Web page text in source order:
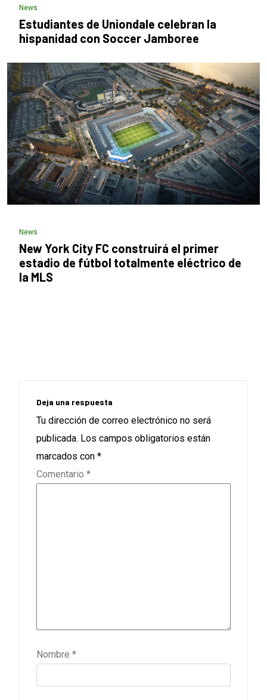
News
Estudiantes de Uniondale celebran la
hispanidad con Soccer Jamboree
News
New York City FC construirá el primer
estadio de fútbol totalmente eléctrico de
la MLS
Deja una respuesta
Tu dirección de correo electrónico no será
publicada. Los campos obligatorios están
marcados con *
Comentario *
Nombre *